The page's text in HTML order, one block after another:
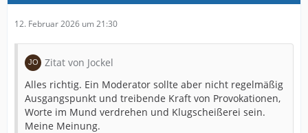
12. Februar 2026 um 21:30
Zitat von Jockel
Alles richtig. Ein Moderator sollte aber nicht regelmäßig
Ausgangspunkt und treibende Kraft von Provokationen,
Worte im Mund verdrehen und Klugscheißerei sein.
Meine Meinung.